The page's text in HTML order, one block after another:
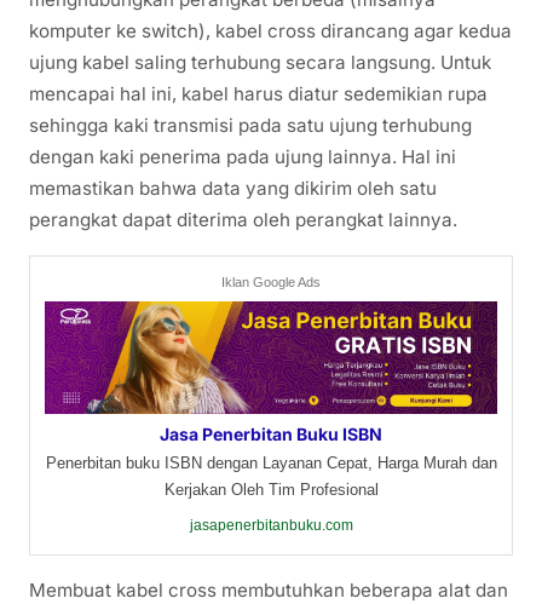
komputer ke switch), kabel cross dirancang agar kedua
ujung kabel saling terhubung secara langsung. Untuk
mencapai hal ini, kabel harus diatur sedemikian rupa
sehingga kaki transmisi pada satu ujung terhubung
dengan kaki penerima pada ujung lainnya. Hal ini
memastikan bahwa data yang dikirim oleh satu
perangkat dapat diterima oleh perangkat lainnya.
Iklan Google Ads
Jasa Penerbitan Buku ISBN
Penerbitan buku ISBN dengan Layanan Cepat, Harga Murah dan
Kerjakan Oleh Tim Profesional
jasapenerbitanbuku.com
Membuat kabel cross membutuhkan beberapa alat dan